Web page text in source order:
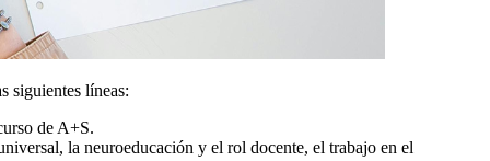
siguientes líneas:
de A+S.
la neuroeducación y el rol docente, el trabajo en el